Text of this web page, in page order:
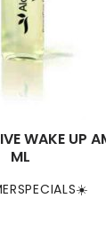
WAKE UP
ML